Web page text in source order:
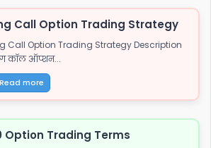
Call Option Trading Strategy
Call Option Trading Strategy Description
कॉल ऑप्शन...
Read more
Option Trading Terms